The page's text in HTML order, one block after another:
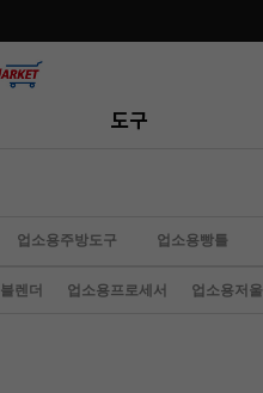
도구
업소용주방도구 업소용빵틀
렌더 업소용프로세서 업소용저울